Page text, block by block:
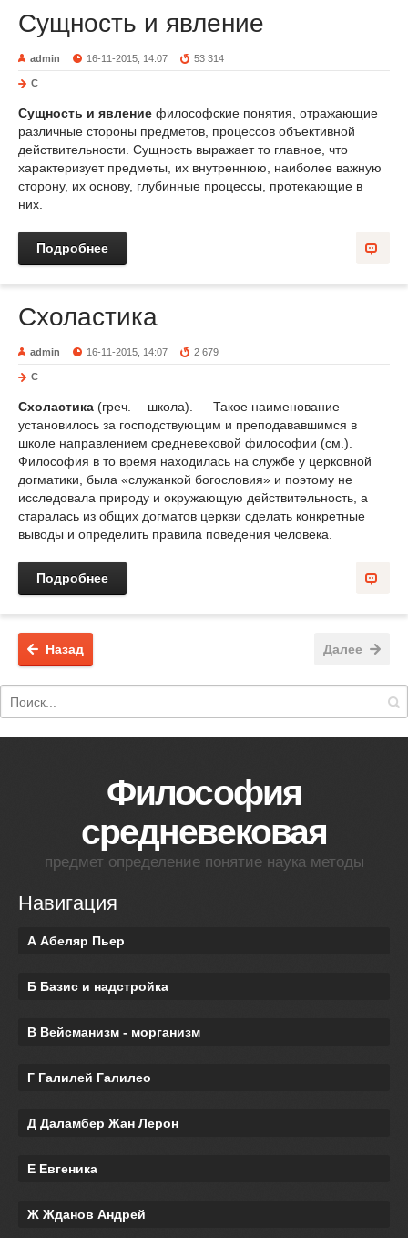
Сущность и явление
admin 16-11-2015, 14:07 53 314
С
Сущность и явление философские понятия, отражающие
различные стороны предметов, процессов объективной
действительности. Сущность выражает то главное, что
характеризует предметы, их внутреннюю, наиболее важную
сторону, их основу, глубинные процессы, протекающие в
них.
Подробнее
Схоластика
admin 16-11-2015, 14:07 2 679
С
Схоластика (греч.— школа). — Такое наименование
установилось за господствующим и преподававшимся в
школе направлением средневековой философии (см.).
Философия в то время находилась на службе у церковной
догматики, была «служанкой богословия» и поэтому не
исследовала природу и окружающую действительность, а
старалась из общих догматов церкви сделать конкретные
выводы и определить правила поведения человека.
Подробнее
Далее
Назад
Философия
средневековая
предмет определение понятие наука методы
Навигация
А Абеляр Пьер
Б Базис и надстройка
В Вейсманизм - морганизм
Г Галилей Галилео
Д Даламбер Жан Лерон
Е Евгеника
Ж Жданов Андрей